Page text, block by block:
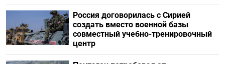
Россия договорилась с Сирией
создать вместо военной базы
совместный учебно-тренировочный
центр